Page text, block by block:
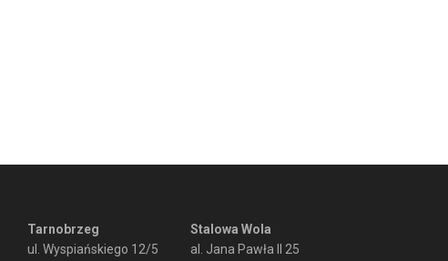
Tarnobrzeg
ul. Wyspiańskiego 12/5
Stalowa Wola
al. Jana Pawła II 25